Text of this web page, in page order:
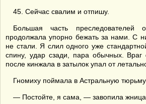
45. Сейчас свалим и отпишу.
Большая часть преследователей
продолжала упорно бежать за нами. С
не стали. Я слил одного уже
спину, удар сзади, пара обычных. Враг
после кинжала в затылок упал от
Гномиху поймала в Астральную тюрьму
— Постойте, я сама, — завопила жница.